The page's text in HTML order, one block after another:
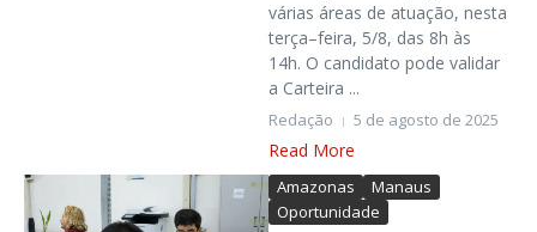
várias áreas de atuação, nesta
terça–feira, 5/8, das 8h às
14h. O candidato pode validar
a Carteira ...
Redação 5 de agosto de 2025
Read More
Amazonas
Manaus
Oportunidade